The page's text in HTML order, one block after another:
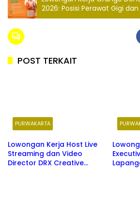
2026: Posisi Perawat Gigi
Supervisor Purwakarta dan
POST TERKAIT
PURWAKARTA
Lowongan Kerja Host Live
Streaming dan Video
Director DRX Creative